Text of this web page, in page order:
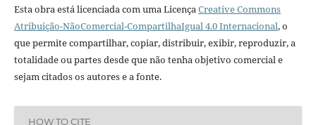
Esta obra está licenciada com uma LicençaCreative Commons
Atribuição-NãoComercial-CompartilhaIgual 4.0 Internacional, o
que permite compartilhar, copiar, distribuir, exibir, reproduzir, a
totalidade ou partes desde que não tenha objetivo comercial e
sejam citados os autores e a fonte.
HOW TO CITE